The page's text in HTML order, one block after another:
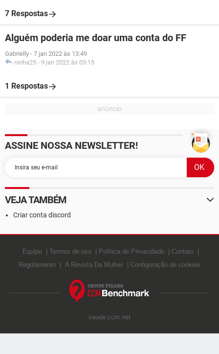
7 Respostas
Alguém poderia me doar uma conta do FF
Gabrielly - 7 jan 2022 às 13:49
ninha25 - 9 jan 2022 às 03:15
1 Respostas
ASSINE NOSSA NEWSLETTER!
VEJA TAMBÉM
Criar conta discord
Equipe Termos de uso Política de Privacidade
Contato
Regulamento
A Revista Da Mulher Configuração de cookies
saude.ccm.net